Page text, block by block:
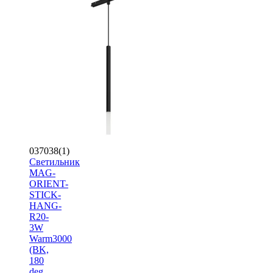
037038(1)
Светильник
MAG-
ORIENT-
STICK-
HANG-
R20-
3W
Warm3000
(BK,
180